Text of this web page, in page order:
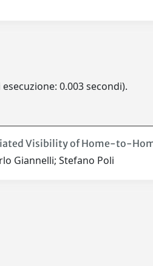
0.003 secondi).
Visibility of Home-to-
Giannelli; Stefano Poli